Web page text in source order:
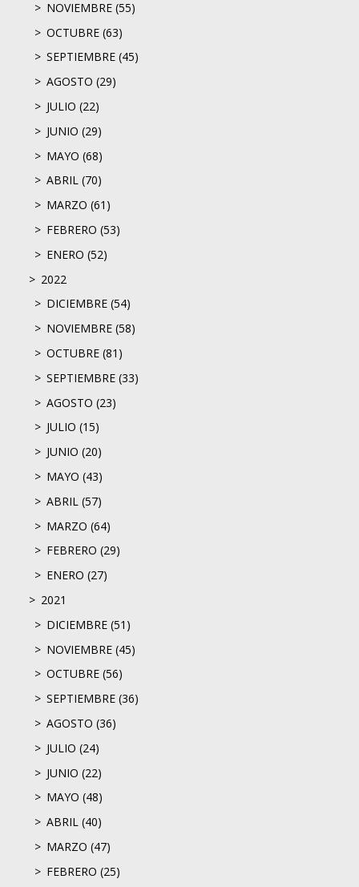
NOVIEMBRE (55)
OCTUBRE (63)
SEPTIEMBRE (45)
AGOSTO (29)
JULIO (22)
JUNIO (29)
MAYO (68)
ABRIL (70)
MARZO (61)
FEBRERO (53)
ENERO (52)
2022
DICIEMBRE (54)
NOVIEMBRE (58)
OCTUBRE (81)
SEPTIEMBRE (33)
AGOSTO (23)
JULIO (15)
JUNIO (20)
MAYO (43)
ABRIL (57)
MARZO (64)
FEBRERO (29)
ENERO (27)
2021
DICIEMBRE (51)
NOVIEMBRE (45)
OCTUBRE (56)
SEPTIEMBRE (36)
AGOSTO (36)
JULIO (24)
JUNIO (22)
MAYO (48)
ABRIL (40)
MARZO (47)
FEBRERO (25)